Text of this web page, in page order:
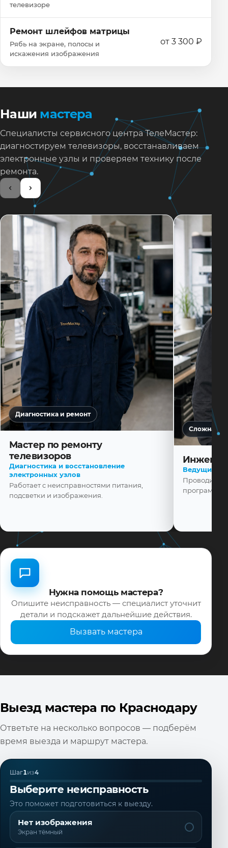
телевизоре
Ремонт шлейфов матрицы
Рябь на экране, полосы и
искажения изображения
от 3 300 ₽
Наши мастера
Специалисты сервисного центра ТелеМастер:
диагностируем телевизоры, восстанавливаем
электронные узлы и проверяем технику после
ремонта.
Диагностика и ремонт
Мастер по ремонту
телевизоров
Диагностика и восстановление
электронных узлов
Работает с неисправностями питания,
подсветки и изображения.
Сложная
Ведущий
Проводит
Нужна помощь мастера?
Опишите неисправность — специалист уточнит
детали и подскажет дальнейшие действия.
Вызвать мастера
Выезд мастера по Краснодару
Ответьте на несколько вопросов — подберём
время выезда и маршрут мастера.
Шаг1из4
Выберите неисправность
Это поможет подготовиться к выезду.
Нет изображения
Экран тёмный